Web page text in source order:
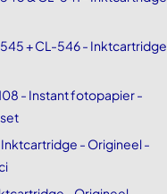
+ CL-546 - Inktcartridge
- Instant fotopapier -
Inktcartridge - Origineel -